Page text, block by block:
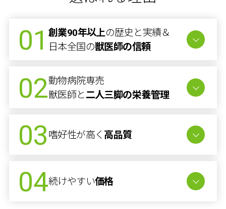
01 創業90年以上の歴史と実績＆
日本全国の獣医師の信頼
02動物病院専売
獣医師と二人三脚の栄養管理
03 嗜好性が高く 高品質
04続けやすい価格